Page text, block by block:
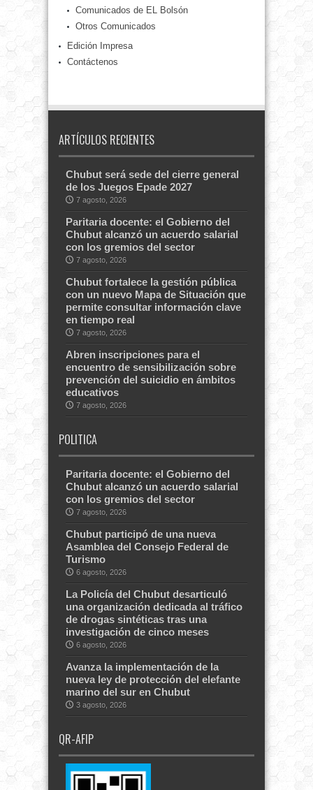
Comunicados de EL Bolsón
Otros Comunicados
Edición Impresa
Contáctenos
ARTÍCULOS RECIENTES
Chubut será sede del cierre general
de los Juegos Epade 2027
7 agosto, 2026
Paritaria docente: el Gobierno del
Chubut alcanzó un acuerdo salarial
con los gremios del sector
7 agosto, 2026
Chubut fortalece la gestión pública
con un nuevo Mapa de Situación que
permite consultar información clave
en tiempo real
7 agosto, 2026
Abren inscripciones para el
encuentro de sensibilización sobre
prevención del suicidio en ámbitos
educativos
7 agosto, 2026
POLITICA
Paritaria docente: el Gobierno del
Chubut alcanzó un acuerdo salarial
con los gremios del sector
7 agosto, 2026
Chubut participó de una nueva
Asamblea del Consejo Federal de
Turismo
6 agosto, 2026
La Policía del Chubut desarticuló
una organización dedicada al tráfico
de drogas sintéticas tras una
investigación de cinco meses
6 agosto, 2026
Avanza la implementación de la
nueva ley de protección del elefante
marino del sur en Chubut
3 agosto, 2026
QR-AFIP